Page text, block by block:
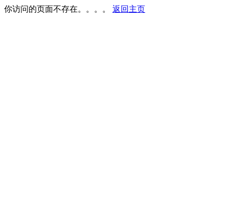
你访问的页面不存在。。。。 返回主页